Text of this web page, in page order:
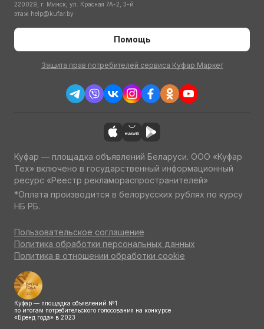
220029, г. Минск, ул. Красная 7А-2, 3-й
этаж help@kufar.by
Помощь
Защита прав потребителей сервиса Куфар Маркет
Куфар — площадка объявлений Беларуси. ООО «Куфар
Тех» включено в государственный информационный
ресурс «Реестр рекламораспространителей»
*Оплата производится в белорусских рублях по курсу
НБ РБ.
Пользовательское соглашение
Политика обработки персональных данных
Политика в отношении обработки cookie
Куфар — площадка объявлений №1
по итогам потребительского голосования на конкурсе
«Бренд года» в 2023